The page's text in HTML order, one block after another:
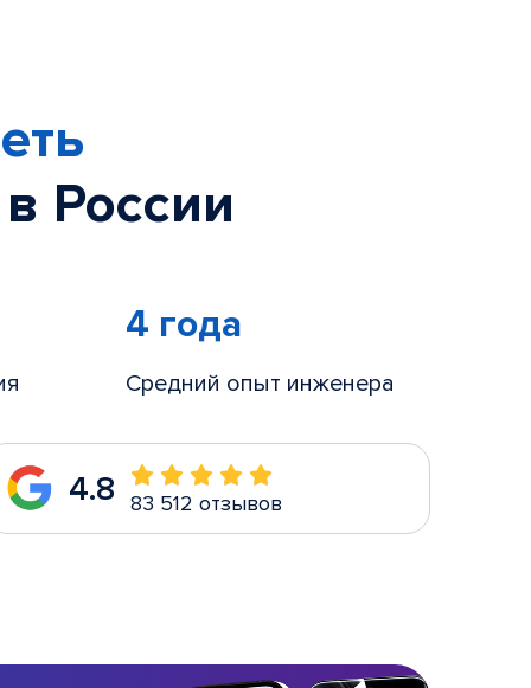
России
4 года
Средний опыт инженера
4.8 83 512 отзывов